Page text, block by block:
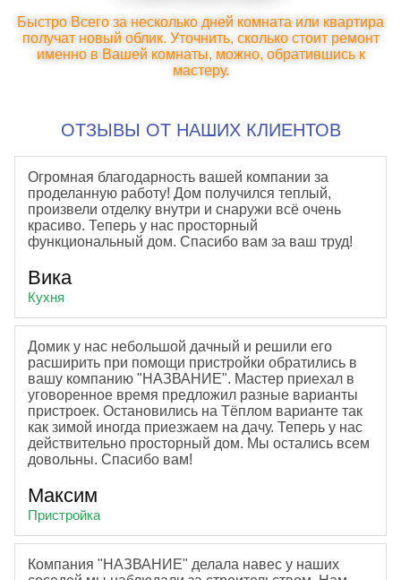
Быстро Всего за несколько дней комната или квартира
получат новый облик. Уточнить, сколько стоит ремонт
именно в Вашей комнаты, можно, обратившись к
мастеру.
ОТЗЫВЫ ОТ НАШИХ КЛИЕНТОВ
Огромная благодарность вашей компании за
проделанную работу! Дом получился теплый,
произвели отделку внутри и снаружи всё очень
красиво. Теперь у нас просторный
функциональный дом. Спасибо вам за ваш труд!
Вика
Кухня
Домик у нас небольшой дачный и решили его
расширить при помощи пристройки обратились в
вашу компанию "НАЗВАНИЕ". Мастер приехал в
уговоренное время предложил разные варианты
пристроек. Остановились на Тёплом варианте так
как зимой иногда приезжаем на дачу. Теперь у нас
действительно просторный дом. Мы остались всем
довольны. Спасибо вам!
Максим
Пристройка
Компания "НАЗВАНИЕ" делала навес у наших